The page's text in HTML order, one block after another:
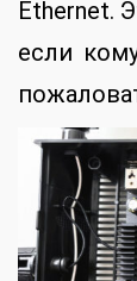
Ethernet.
если